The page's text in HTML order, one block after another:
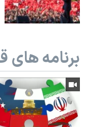
برنامه های